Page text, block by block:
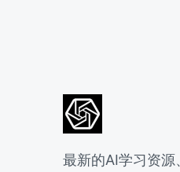
最新的AI学习资源